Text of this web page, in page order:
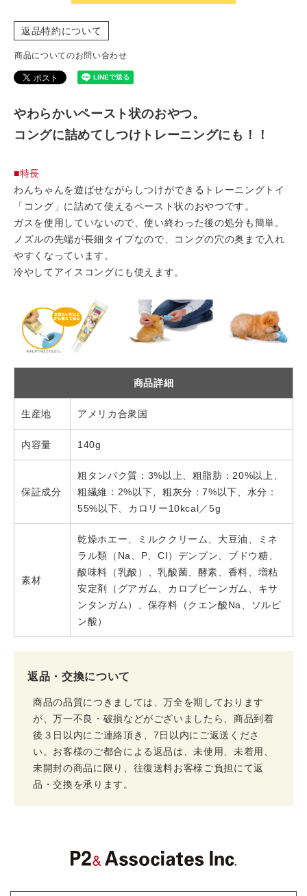
返品特約について
商品についてのお問い合わせ
やわらかいペースト状のおやつ。
コングに詰めてしつけトレーニングにも！！
■特長
わんちゃんを遊ばせながらしつけができるトレーニングトイ
「コング」に詰めて使えるペースト状のおやつです。
ガスを使用していないので、使い終わった後の処分も簡単。
ノズルの先端が長細タイプなので、コングの穴の奥まで入れ
やすくなっています。
冷やしてアイスコングにも使えます。
商品詳細
生産地 アメリカ合衆国
内容量 140g
保証成分
粗タンパク質：3%以上、粗脂肪：20%以上、
粗繊維：2%以下、粗灰分：7%以下、水分：
55%以下、カロリー10kcal／5g
素材
乾燥ホエー、ミルククリーム、大豆油、ミネ
ラル類（Na、P、CI）デンプン、ブドウ糖、
酸味料（乳酸）、乳酸菌、酵素、香料、増粘
安定剤（グアガム、カロブビーンガム、キサ
ンタンガム）、保存料（クエン酸Na、ソルビ
ン酸）
返品・交換について
商品の品質につきましては、万全を期しております
が、万一不良・破損などがございましたら、商品到着
後３日以内にご連絡頂き、7日以内にご返送くださ
い。お客様のご都合による返品は、未使用、未着用、
未開封の商品に限り、往復送料お客様ご負担にて返
品・交換を承ります。